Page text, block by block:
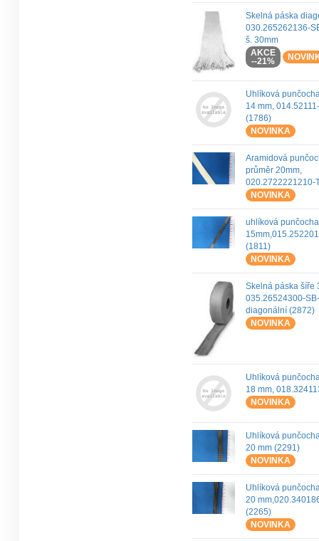
Skelná páska
030.265262136-
š. 30mm
AKCE
--21%
Uhlíková
14 mm,
(1786)
NOVINKA
Aramidová
průměr 20mm,
020.2722221210-
NOVINKA
uhlíková
(1811)
NOVINKA
Skelná páska šíře
035.26524300-
diagonální (2872)
NOVINKA
Uhlíková
18 mm,
NOVINKA
Uhlíková
20 mm (2291)
NOVINKA
Uhlíková
20
(2265)
NOVINKA